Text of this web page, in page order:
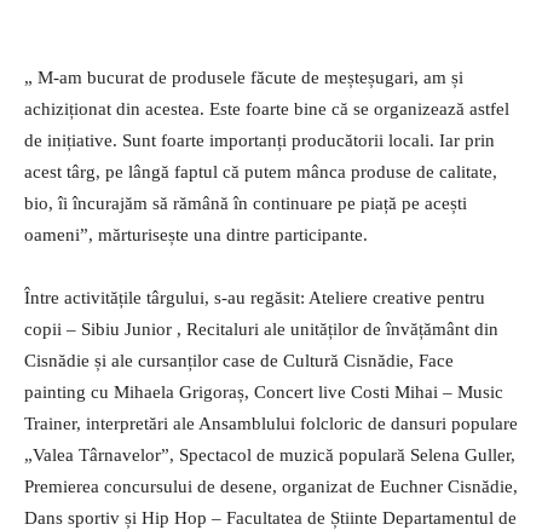
„ M-am bucurat de produsele făcute de meșteșugari, am și
achiziționat din acestea. Este foarte bine că se organizează astfel
de inițiative. Sunt foarte importanți producătorii locali. Iar prin
acest târg, pe lângă faptul că putem mânca produse de calitate,
bio, îi încurajăm să rămână în continuare pe piață pe acești
oameni”, mărturisește una dintre participante.
Între activitățile târgului, s-au regăsit: Ateliere creative pentru
copii – Sibiu Junior , Recitaluri ale unităților de învățământ din
Cisnădie și ale cursanților case de Cultură Cisnădie, Face
painting cu Mihaela Grigoraș, Concert live Costi Mihai – Music
Trainer, interpretări ale Ansamblului folcloric de dansuri populare
„Valea Târnavelor”, Spectacol de muzică populară Selena Guller,
Premierea concursului de desene, organizat de Euchner Cisnădie,
Dans sportiv și Hip Hop – Facultatea de Știinte Departamentul de